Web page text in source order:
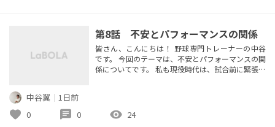
第8話 不安とパフォーマンスの関係
皆さん、こんにちは！ 野球専門トレーナーの中谷
です。 今回のテーマは、不安とパフォーマンスの関
係についてです。 私も現役時代は、試合前に緊張す
安」とパフォーマンスの関係について調べた論文を
見つけたので、その内容を発信したいと思います。
中谷翼 ｜ 1日前
favorite 0 chat 0 visibility 24